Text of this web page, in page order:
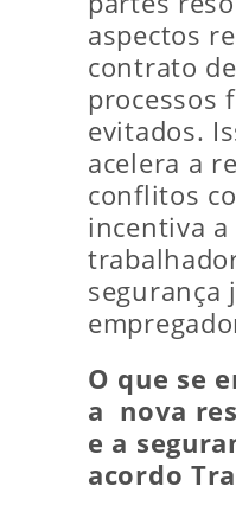
aspectos
contrato
processos
evitados.
acelera a
conflitos
incentiva
segurança
O que se
a nova
e a
acordo